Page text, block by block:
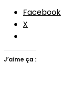
Facebook
X
J’aime ça :